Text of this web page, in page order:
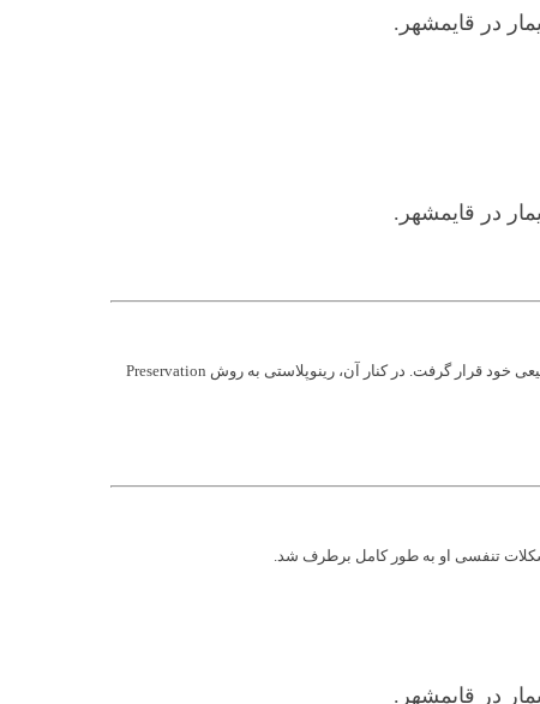
در این جراحی، از تکنیک جنیوپلاستی ادونسمنت برای جلو آوردن چانه استفاده شد. با برش دقیق استخوان و جا‌به‌جایی مناسب، چانه در موقعیت جدید و طبیعی خود قرار گرفت. در کنار آن، رینوپلاستی به روش Preservation
تنفسی او به طور کامل برطرف شد.